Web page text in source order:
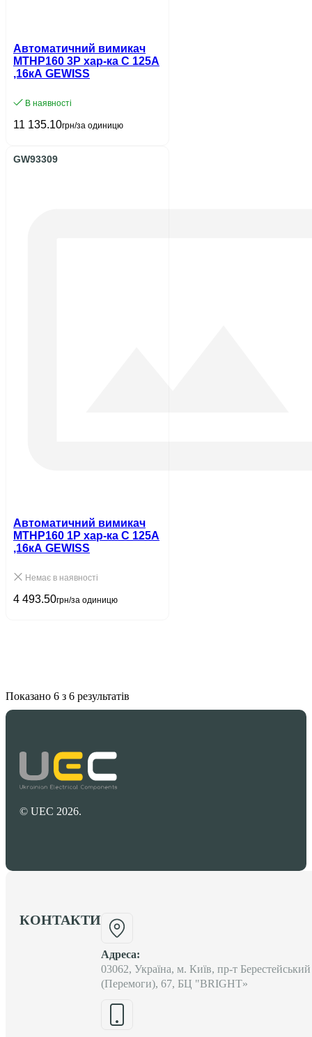
Автоматичний вимикач
MTHP160 3P хар-ка C 125А
,16кA GEWISS
В наявності
11 135.10грн/за одиницю
GW93309
Автоматичний вимикач
MTHP160 1P хар-ка C 125А
,16кA GEWISS
Немає в наявності
4 493.50грн/за одиницю
Показано 6 з 6 результатів
© UEC 2026.
КОНТАКТИ
Адреса:
03062, Україна, м. Київ, пр-т Берестейський
(Перемоги), 67, БЦ "BRIGHT»